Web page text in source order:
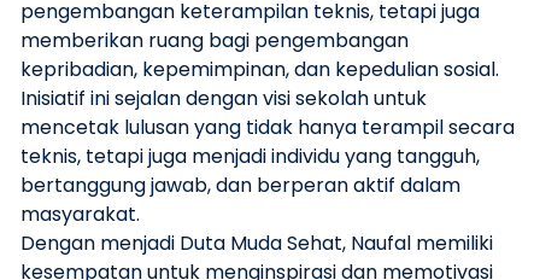
pengembangan keterampilan teknis, tetapi juga
memberikan ruang bagi pengembangan
kepribadian, kepemimpinan, dan kepedulian sosial.
Inisiatif ini sejalan dengan visi sekolah untuk
mencetak lulusan yang tidak hanya terampil secara
teknis, tetapi juga menjadi individu yang tangguh,
bertanggung jawab, dan berperan aktif dalam
masyarakat.
Dengan menjadi Duta Muda Sehat, Naufal memiliki
kesempatan untuk menginspirasi dan memotivasi